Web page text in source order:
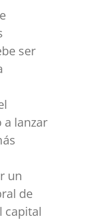
ser
a lanzar
un
de
capital